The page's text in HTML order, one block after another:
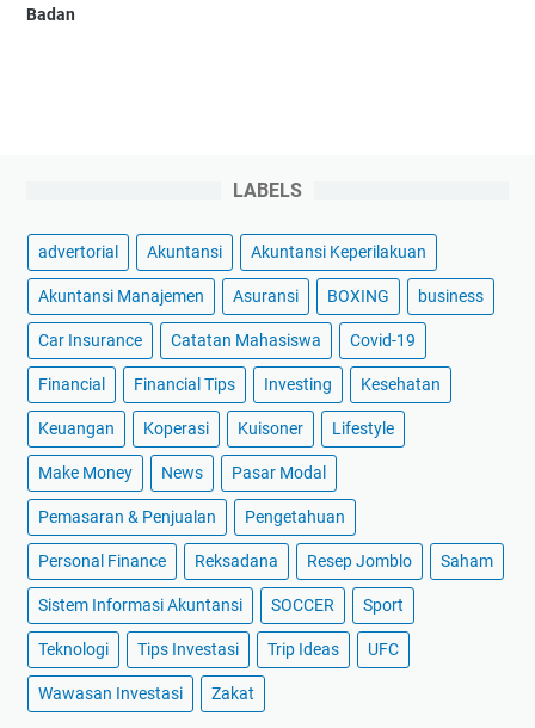
Badan
LABELS
advertorial Akuntansi Akuntansi Keperilakuan
Akuntansi Manajemen Asuransi BOXING business
Car Insurance Catatan Mahasiswa Covid-19
Financial Financial Tips Investing Kesehatan
Keuangan Koperasi Kuisoner Lifestyle
Make Money News Pasar Modal
Pemasaran & Penjualan Pengetahuan
Personal Finance Reksadana Resep Jomblo Saham
Sistem Informasi Akuntansi SOCCER Sport
Teknologi Tips Investasi Trip Ideas UFC
Wawasan Investasi Zakat